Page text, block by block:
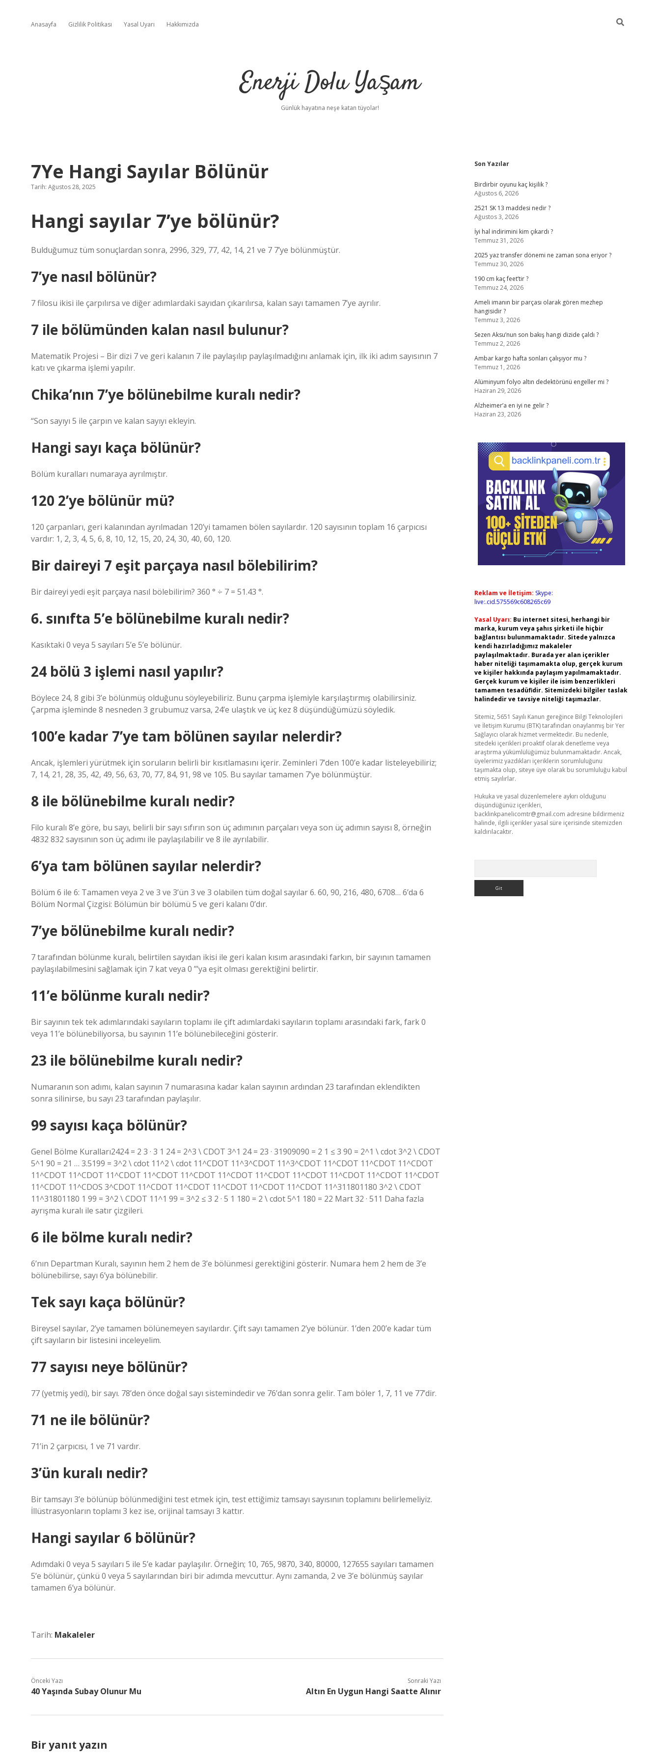
Anasayfa Gizlilik Politikası Yasal Uyarı Hakkımızda
Enerji Dolu Yaşam
Günlük hayatına neşe katan tüyolar!
7Ye Hangi Sayılar Bölünür
Tarih: Ağustos 28, 2025
Hangi sayılar 7’ye bölünür?
Bulduğumuz tüm sonuçlardan sonra, 2996, 329, 77, 42, 14, 21 ve 7 7’ye bölünmüştür.
7’ye nasıl bölünür?
7 filosu ikisi ile çarpılırsa ve diğer adımlardaki sayıdan çıkarılırsa, kalan sayı tamamen 7’ye ayrılır.
7 ile bölümünden kalan nasıl bulunur?
Matematik Projesi – Bir dizi 7 ve geri kalanın 7 ile paylaşılıp paylaşılmadığını anlamak için, ilk iki adım sayısının 7
katı ve çıkarma işlemi yapılır.
Chika’nın 7’ye bölünebilme kuralı nedir?
“Son sayıyı 5 ile çarpın ve kalan sayıyı ekleyin.
Hangi sayı kaça bölünür?
Bölüm kuralları numaraya ayrılmıştır.
120 2’ye bölünür mü?
120 çarpanları, geri kalanından ayrılmadan 120’yi tamamen bölen sayılardır. 120 sayısının toplam 16 çarpıcısı
vardır: 1, 2, 3, 4, 5, 6, 8, 10, 12, 15, 20, 24, 30, 40, 60, 120.
Bir daireyi 7 eşit parçaya nasıl bölebilirim?
Bir daireyi yedi eşit parçaya nasıl bölebilirim? 360 ° ÷ 7 = 51.43 °.
6. sınıfta 5’e bölünebilme kuralı nedir?
Kasıktaki 0 ​​veya 5 sayıları 5’e 5’e bölünür.
24 bölü 3 işlemi nasıl yapılır?
Böylece 24, 8 gibi 3’e bölünmüş olduğunu söyleyebiliriz. Bunu çarpma işlemiyle karşılaştırmış olabilirsiniz.
Çarpma işleminde 8 nesneden 3 grubumuz varsa, 24’e ulaştık ve üç kez 8 düşündüğümüzü söyledik.
100’e kadar 7’ye tam bölünen sayılar nelerdir?
Ancak, işlemleri yürütmek için soruların belirli bir kısıtlamasını içerir. Zeminleri 7’den 100’e kadar listeleyebiliriz;
7, 14, 21, 28, 35, 42, 49, 56, 63, 70, 77, 84, 91, 98 ve 105. Bu sayılar tamamen 7’ye bölünmüştür.
8 ile bölünebilme kuralı nedir?
Filo kuralı 8’e göre, bu sayı, belirli bir sayı sıfırın son üç adımının parçaları veya son üç adımın sayısı 8, örneğin
4832 832 sayısının son üç adımı ile paylaşılabilir ve 8 ile ayrılabilir.
6’ya tam bölünen sayılar nelerdir?
Bölüm 6 ile 6: Tamamen veya 2 ve 3 ve 3’ün 3 ve 3 olabilen tüm doğal sayılar 6. 60, 90, 216, 480, 6708… 6’da 6
Bölüm Normal Çizgisi: Bölümün bir bölümü 5 ve geri kalanı 0’dır.
7’ye bölünebilme kuralı nedir?
7 tarafından bölünme kuralı, belirtilen sayıdan ikisi ile geri kalan kısım arasındaki farkın, bir sayının tamamen
paylaşılabilmesini sağlamak için 7 kat veya 0 ”’ya eşit olması gerektiğini belirtir.
11’e bölünme kuralı nedir?
Bir sayının tek tek adımlarındaki sayıların toplamı ile çift adımlardaki sayıların toplamı arasındaki fark, fark 0
veya 11’e bölünebiliyorsa, bu sayının 11’e bölünebileceğini gösterir.
23 ile bölünebilme kuralı nedir?
Numaranın son adımı, kalan sayının 7 numarasına kadar kalan sayının ardından 23 tarafından eklendikten
sonra silinirse, bu sayı 23 tarafından paylaşılır.
99 sayısı kaça bölünür?
Genel Bölme Kuralları2424 = 2 3 · 3 1 24 = 2^3 \ CDOT 3^1 24 = 23 · 31909090 = 2 1 ≤ 3 90 = 2^1 \ cdot 3^2 \ CDOT
5^1 90 = 21 … 3.5199 = 3^2 \ cdot 11^2 \ cdot 11^CDOT 11^3^CDOT 11^3^CDOT 11^CDOT 11^CDOT 11^CDOT
11^CDOT 11^CDOT 11^CDOT 11^CDOT 11^CDOT 11^CDOT 11^CDOT 11^CDOT 11^CDOT 11^CDOT 11^CDOT
11^CDOT 11^CDOS 3^CDOT 11^CDOT 11^CDOT 11^CDOT 11^CDOT 11^CDOT 11^311801180 3^2 \ CDOT
11^31801180 1 99 = 3^2 \ CDOT 11^1 99 = 3^2 ≤ 3 2 · 5 1 180 = 2 \ cdot 5^1 180 = 22 Mart 32 · 511 Daha fazla
ayrışma kuralı ile satır çizgileri.
6 ile bölme kuralı nedir?
6’nın Departman Kuralı, sayının hem 2 hem de 3’e bölünmesi gerektiğini gösterir. Numara hem 2 hem de 3’e
bölünebilirse, sayı 6’ya bölünebilir.
Tek sayı kaça bölünür?
Bireysel sayılar, 2’ye tamamen bölünemeyen sayılardır. Çift sayı tamamen 2’ye bölünür. 1’den 200’e kadar tüm
çift sayıların bir listesini inceleyelim.
77 sayısı neye bölünür?
77 (yetmiş yedi), bir sayı. 78’den önce doğal sayı sistemindedir ve 76’dan sonra gelir. Tam böler 1, 7, 11 ve 77’dir.
71 ne ile bölünür?
71’in 2 çarpıcısı, 1 ve 71 vardır.
3’ün kuralı nedir?
Bir tamsayı 3’e bölünüp bölünmediğini test etmek için, test ettiğimiz tamsayı sayısının toplamını belirlemeliyiz.
İllüstrasyonların toplamı 3 kez ise, orijinal tamsayı 3 kattır.
Hangi sayılar 6 bölünür?
Adımdaki 0 ​​veya 5 sayıları 5 ile 5’e kadar paylaşılır. Örneğin; 10, 765, 9870, 340, 80000, 127655 sayıları tamamen
5’e bölünür, çünkü 0 veya 5 sayılarından biri bir adımda mevcuttur. Aynı zamanda, 2 ve 3’e bölünmüş sayılar
tamamen 6’ya bölünür.
Tarih: Makaleler
Önceki Yazı
40 Yaşında Subay Olunur Mu
Sonraki Yazı
Altın En Uygun Hangi Saatte Alınır
Bir yanıt yazın
Sidebar
Son Yazılar
Birdirbir oyunu kaç kişilik ?
Ağustos 6, 2026
2521 SK 13 maddesi nedir ?
Ağustos 3, 2026
İyi hal indirimini kim çıkardı ?
Temmuz 31, 2026
2025 yaz transfer dönemi ne zaman sona eriyor ?
Temmuz 30, 2026
190 cm kaç feet’tir ?
Temmuz 24, 2026
Ameli imanın bir parçası olarak gören mezhep
hangisidir ?
Temmuz 3, 2026
Sezen Aksu’nun son bakış hangi dizide çaldı ?
Temmuz 2, 2026
Ambar kargo hafta sonları çalışıyor mu ?
Temmuz 1, 2026
Alüminyum folyo altın dedektörünü engeller mi ?
Haziran 29, 2026
Alzheimer’a en iyi ne gelir ?
Haziran 23, 2026
Reklam ve İletişim: Skype:
live:.cid.575569c608265c69
Yasal Uyarı: Bu internet sitesi, herhangi bir
marka, kurum veya şahıs şirketi ile hiçbir
bağlantısı bulunmamaktadır. Sitede yalnızca
kendi hazırladığımız makaleler
paylaşılmaktadır. Burada yer alan içerikler
haber niteliği taşımamakta olup, gerçek kurum
ve kişiler hakkında paylaşım yapılmamaktadır.
Gerçek kurum ve kişiler ile isim benzerlikleri
tamamen tesadüfidir. Sitemizdeki bilgiler taslak
halindedir ve tavsiye niteliği taşımazlar.
Sitemiz, 5651 Sayılı Kanun gereğince Bilgi Teknolojileri
ve İletişim Kurumu (BTK) tarafından onaylanmış bir Yer
Sağlayıcı olarak hizmet vermektedir. Bu nedenle,
sitedeki içerikleri proaktif olarak denetleme veya
araştırma yükümlülüğümüz bulunmamaktadır. Ancak,
üyelerimiz yazdıkları içeriklerin sorumluluğunu
taşımakta olup, siteye üye olarak bu sorumluluğu kabul
etmiş sayılırlar.
Hukuka ve yasal düzenlemelere aykırı olduğunu
düşündüğünüz içerikleri,
backlinkpanelicomtr@gmail.com adresine bildirmeniz
halinde, ilgili içerikler yasal süre içerisinde sitemizden
kaldırılacaktır.